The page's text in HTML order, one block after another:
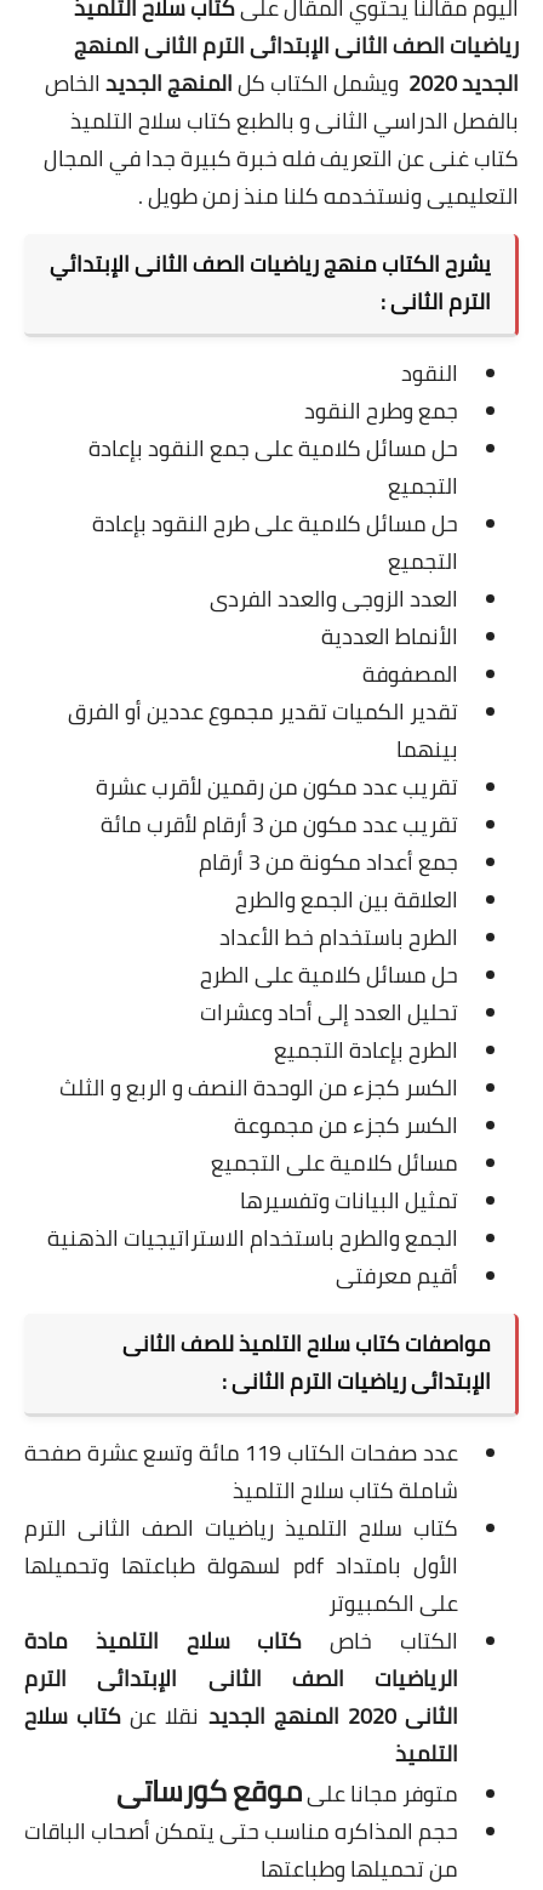
رياضيات الصف الثانى الإبتدائى الترم الثانى المنهج
الجديد 2020
ويشمل الكتاب كلالمنهج الجديدالخاص
بالفصل الدراسي الثانى و بالطبع كتاب سلاح التلميذ
كتاب غنى عن التعريف فله خبرة كبيرة جدا في المجال
التعليميى ونستخدمه كلنا منذ زمن طويل.
يشرح الكتاب منهج رياضيات الصف الثانى الإبتدائي
الترم الثانى :
النقود
جمع وطرح النقود
حل مسائل كلامية على جمع النقود بإعادة
التجميع
حل مسائل كلامية على طرح النقود بإعادة
التجميع
العدد الزوجى والعدد الفردى
الأنماط العددية
المصفوفة
تقدير الكميات تقدير مجموع عددين أو الفرق
بينهما
تقريب عدد مكون من رقمين لأقرب عشرة
تقريب عدد مكون من 3 أرقام لأقرب مائة
جمع أعداد مكونة من 3 أرقام
العلاقة بين الجمع والطرح
الطرح باستخدام خط الأعداد
حل مسائل كلامية على الطرح
تحليل العدد إلى أحاد وعشرات
الطرح بإعادة التجميع
الكسر كجزء من الوحدة النصف و الربع و الثلث
الكسر كجزء من مجموعة
مسائل كلامية على التجميع
تمثيل البيانات وتفسيرها
الجمع والطرح باستخدام الاستراتيجيات الذهنية
أقيم معرفتى
مواصفات كتاب سلاح التلميذ للصف الثانى
الإبتدائى رياضيات الترم الثانى :
عدد صفحات الكتاب 119 مائة وتسع عشرة صفحة
شاملة كتاب سلاح التلميذ
كتاب سلاح التلميذ رياضيات الصف الثانى الترم
الأول بامتداد pdf لسهولة طباعتها وتحميلها
على الكمبيوتر
الكتاب خاص كتاب سلاح التلميذ مادة
الرياضيات الصف الثانى الإبتدائى الترم
الثانى 2020 المنهج الجديد
نقلا عن كتاب سلاح
التلميذ
متوفر مجانا علىموقع كورساتى
حجم المذاكره مناسب حتى يتمكن أصحاب الباقات
من تحميلها وطباعتها